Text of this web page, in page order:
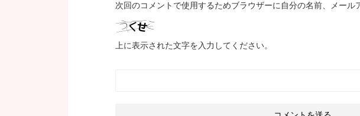
次回のコメントで使用するためブラウザーに自分の名前、メール
上に表示された文字を入力してください。